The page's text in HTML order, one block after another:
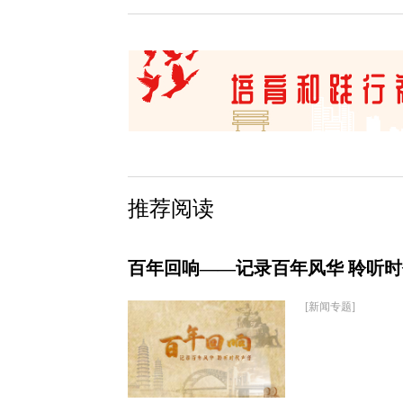
推荐阅读
百年回响——记录百年风华 聆听
[新闻专题]